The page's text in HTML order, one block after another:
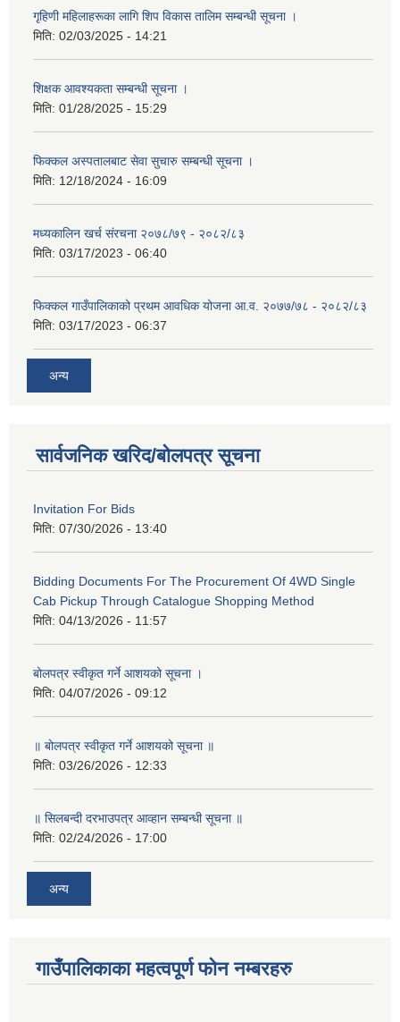
गृहिणी महिलाहरूका लागि शिप विकास तालिम सम्बन्धी सूचना ‌।
मिति: 02/03/2025 - 14:21
शिक्षक आवश्यकता सम्बन्धी सूचना ।
मिति: 01/28/2025 - 15:29
फिक्कल अस्पतालबाट सेवा सुचारु सम्बन्धी सूचना ।
मिति: 12/18/2024 - 16:09
मध्यकालिन खर्च संरचना २०७८/७९ - २०८२/८३
मिति: 03/17/2023 - 06:40
फिक्कल गाउँपालिकाको प्रथम आवधिक योजना आ.व. २०७७/७८ - २०८२/८३
मिति: 03/17/2023 - 06:37
अन्य
सार्वजनिक खरिद/बोलपत्र सूचना
Invitation For Bids
मिति: 07/30/2026 - 13:40
Bidding Documents For The Procurement Of 4WD Single
Cab Pickup Through Catalogue Shopping Method
मिति: 04/13/2026 - 11:57
बोलपत्र स्वीकृत गर्ने आशयको सूचना ।
मिति: 04/07/2026 - 09:12
॥ बोलपत्र स्वीकृत गर्ने आशयको सूचना ॥
मिति: 03/26/2026 - 12:33
॥ सिलबन्दी दरभाउपत्र आव्हान सम्बन्धी सूचना ॥
मिति: 02/24/2026 - 17:00
अन्य
गाउँपालिकाका महत्वपूर्ण फोन नम्बरहरु